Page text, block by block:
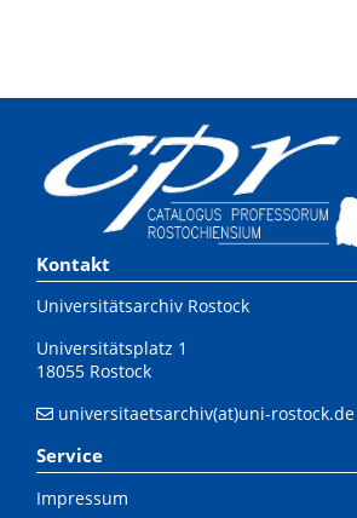
Kontakt
Universitätsarchiv Rostock
Universitätsplatz 1
18055 Rostock
universitaetsarchiv(at)uni-rostock.de
Service
Impressum